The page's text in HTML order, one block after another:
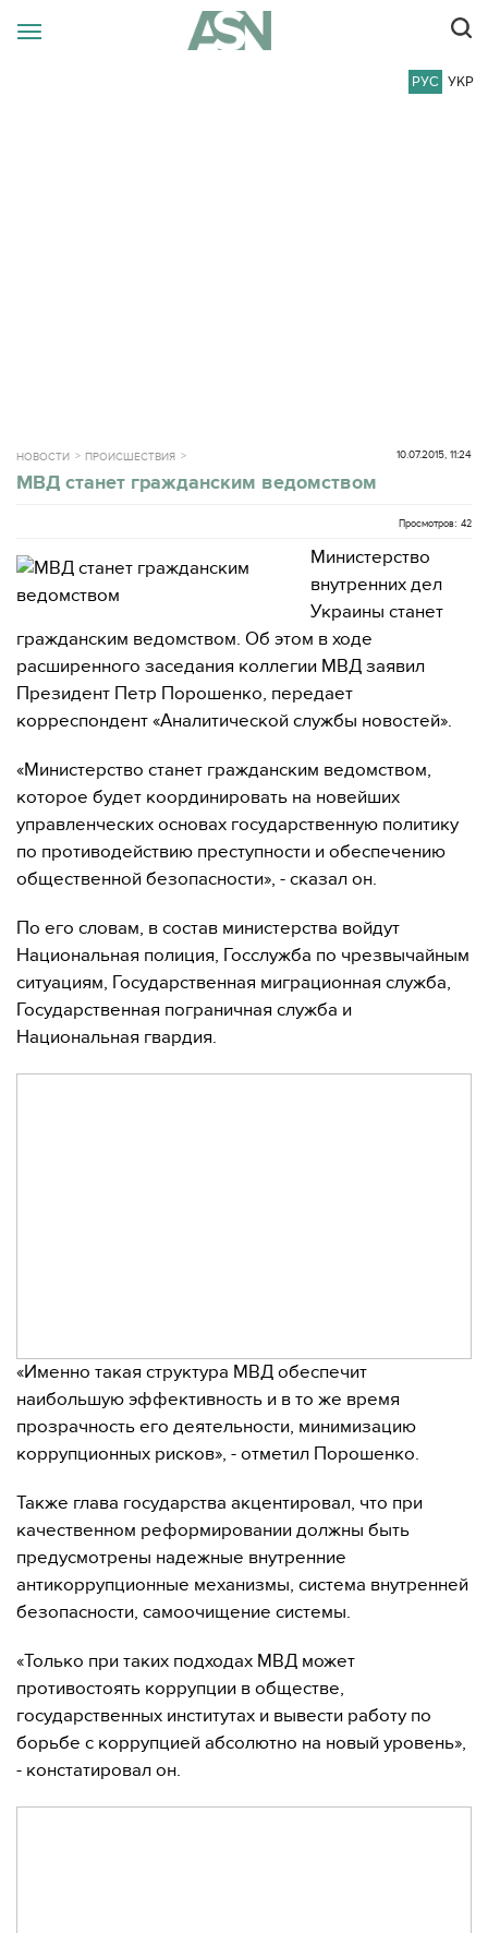
РУС УКР
НОВОСТИ ПРОИСШЕСТВИЯ 10.07.2015, 11:24
МВД станет гражданским ведомством
Просмотров: 42
Министерство
внутренних дел
Украины станет
гражданским ведомством. Об этом в ходе
расширенного заседания коллегии МВД заявил
Президент Петр Порошенко, передает
корреспондент «Аналитической службы новостей».
«Министерство станет гражданским ведомством,
которое будет координировать на новейших
управленческих основах государственную политику
по противодействию преступности и обеспечению
общественной безопасности», - сказал он.
По его словам, в состав министерства войдут
Национальная полиция, Госслужба по чрезвычайным
ситуациям, Государственная миграционная служба,
Государственная пограничная служба и
Национальная гвардия.
«Именно такая структура МВД обеспечит
наибольшую эффективность и в то же время
прозрачность его деятельности, минимизацию
коррупционных рисков», - отметил Порошенко.
Также глава государства акцентировал, что при
качественном реформировании должны быть
предусмотрены надежные внутренние
антикоррупционные механизмы, система внутренней
безопасности, самоочищение системы.
«Только при таких подходах МВД может
противостоять коррупции в обществе,
государственных институтах и вывести работу по
борьбе с коррупцией абсолютно на новый уровень»,
- констатировал он.